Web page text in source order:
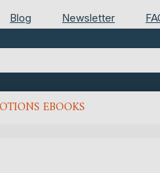
Blog Newsletter
EBOOKS